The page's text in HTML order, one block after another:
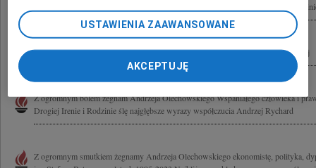
zaangażowanego, by zapewnić Polsce bezpieczną przyszłość w NATO i UE
Irenie Olechowskiej wyrazy współczucia i serdecznego wsparcia Bożena i Andrzej
Z ogromnym bólem żegnam Andrzeja Olechowskiego Wspaniałego człowieka i
Drogiej Irenie i Rodzinie ślę najgłębsze wyrazy współczucia Andrzej Rychard
Z ogromnym smutkiem żegnamy Andrzeja Olechowskiego ekonomistę, polityka,
USTAWIENIA ZAAWANSOWANE
AKCEPTUJĘ